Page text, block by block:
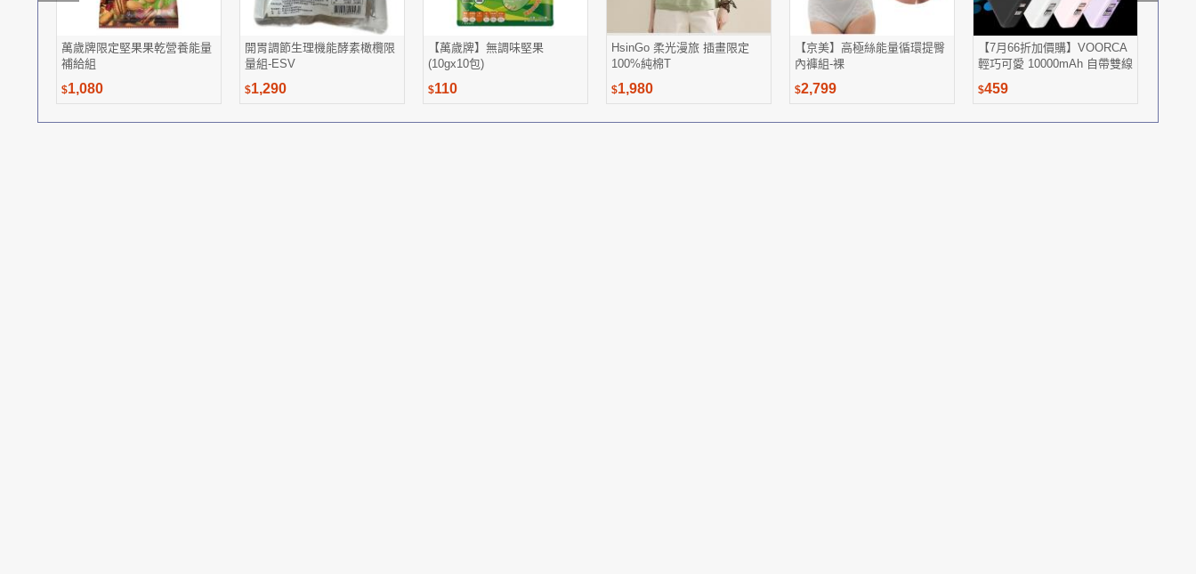
萬歲牌限定堅果果乾營養能量
補給組
$1,080
開胃調節生理機能酵素橄欖限
量組-ESV
$1,290
【萬歲牌】無調味堅果
(10gx10包)
$110
HsinGo 柔光漫旅 插畫限定
100%純棉T
$1,980
【京美】高極絲能量循環提臀
內褲組-裸
$2,799
【7月66折加價購】VOORCA
輕巧可愛 10000mAh 自帶雙線
迷你行動電源
$459